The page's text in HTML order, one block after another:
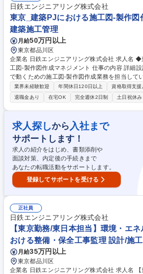
募集職種 【上越/設計職】水道や新幹線など多分
る/年間休日127日
日鉄エンジニアリング株式会社
東京_建築PJにおける施工図-製作図
建築施工管理
月給50万円以上
東京都品川区
企業名 日鉄エンジニアリング株式会社 求人名 ◆東京_建築PJにおける施
工図-製作図作成マネジメント 仕事の内容 詳細設計後、施工管理者が現場
で動くための施工図-製作図作成業務を担当して
計部門、施工部門の間に入り、工程通り、円滑
ェクトマネジメントしていただきます。 本ポジションでは当室のリーダー
として、施工図-製作図の作成業務をマネジメン
ています。下記、業務例。 ■建築工事分野プロ
マネジメント、施工図・製作図のスケジュール
図・製作図の納まり検討、品質管理業務 ■設計者
施工図関連の作成・管理(CAD/BIM)調整業務 募集職種 ◆東京_建築PJにお
ける施工図-製作図作成マネジメント
業界未経験歓迎 年間休日120日以上 資格取得支援
退職金あり
在宅OK 完全週休2日制 土日祝休み
求人探しから 入社まで
サポートします！
求人の紹介をはじめ、書類添削や
面談対策、内定後の手続きまで
あなたの転職活動をサポートします。
登録してサポートを受ける
正社員
日鉄エンジニアリング株式会社
【東京勤務/東日本担当】環境・エ
おける整備・保全工事監理 設計/施
月給35万円以上
東京都品川区
企業名 日鉄エンジニアリング株式会社 求人名 【東京勤務/東日本担当】環